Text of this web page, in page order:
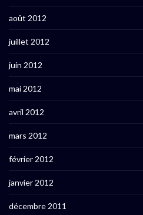
août 2012
juillet 2012
juin 2012
mai 2012
avril 2012
mars 2012
février 2012
janvier 2012
décembre 2011